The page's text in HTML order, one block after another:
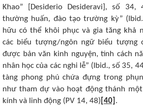
Khao” [Desiderio Desideravi], số 34,
thường huấn, đào tạo trường kỳ”
hữu có thể khôi phục và gia tăng khả
các biểu tượng/ngôn ngữ biểu tượng
được bản văn kinh nguyện, tính cách
nhân học của các nghi lễ” (Ibid., số 35,
tàng phong phú chứa đựng trong
như tham dự vào hoạt động thánh
kính và linh động (PV 14, 48) [40] .